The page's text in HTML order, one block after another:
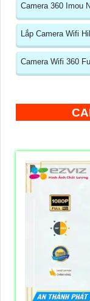
Camera 360 Imou
Lắp Camera Wifi
Camera Wifi 360